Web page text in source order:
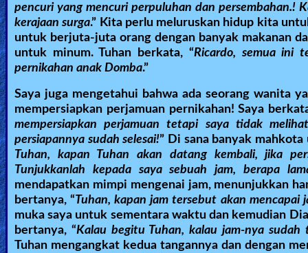
pencuri yang mencuri perpuluhan dan persembahan.!
kerajaan surga.” Kita perlu meluruskan hidup kita
untuk berjuta-juta orang dengan banyak makanan
untuk minum. Tuhan berkata, “Ricardo, semua ini
pernikahan anak Domba.”
Saya juga mengetahui bahwa ada seorang wanita
mempersiapkan perjamuan pernikahan! Saya
mempersiapkan perjamuan tetapi saya tidak
persiapannya sudah selesai!” Di sana banyak
Tuhan, kapan Tuhan akan datang kembali, jika
Tunjukkanlah kepada saya sebuah jam, berapa
mendapatkan mimpi mengenai jam, menunjukkan
bertanya, “Tuhan, kapan jam tersebut akan mencapai
muka saya untuk sementara waktu dan kemudian
bertanya, “Kalau begitu Tuhan, kalau jam-nya
Tuhan mengangkat kedua tangannya dan dengan